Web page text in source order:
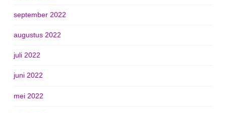
september 2022
augustus 2022
juli 2022
juni 2022
mei 2022